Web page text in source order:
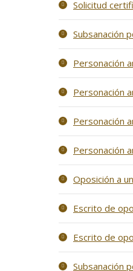
Solicitud
Subsanación
Personación
Personación
Personación
Personación
Oposición a
Escrito de
Escrito de
Subsanación